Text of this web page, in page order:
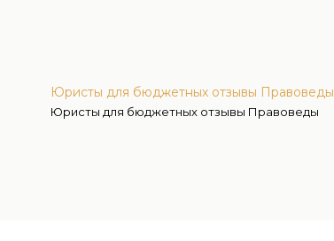
Юристы для бюджетных отзывы Правоведы
Юристы для бюджетных отзывы Правоведы